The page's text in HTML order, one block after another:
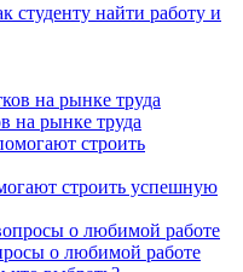
студенту найти работу и
на рынке труда
строить успешную
о любимой работе